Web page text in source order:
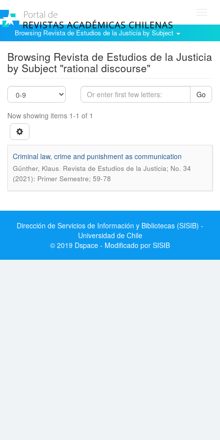
Browsing Revista de Estudios de la Justicia by Subject
Browsing Revista de Estudios de la Justicia
by Subject "rational discourse"
Go
Now showing items 1-1 of 1
Criminal law, crime and punishment as communication
Günther, Klaus. Revista de Estudios de la Justicia; No. 34
(2021): Primer Semestre; 59-78
Dirección de Servicios de Información y Bibliotecas (SISIB) -
Universidad de Chile
© 2019 Dspace - Modificado por SISIB